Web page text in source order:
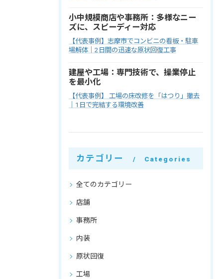
小中規模商店や事務所：多様なニー
ズに、スピーディー対応
【代表事例】志摩市でコンビニの看板・駐車
場解体｜2日間の迅速な原状回復工事
建屋や工場：専門技術で、操業停止
を最小化
【代表事例】 工場の床改修を「はつり」撤去
｜1日で完結する環境改善
カテゴリー Categories
全てのカテゴリー
店舗
事務所
内装
原状回復
工場